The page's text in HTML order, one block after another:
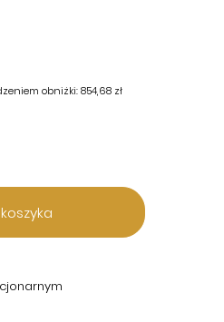
obniżki:854,68 zł